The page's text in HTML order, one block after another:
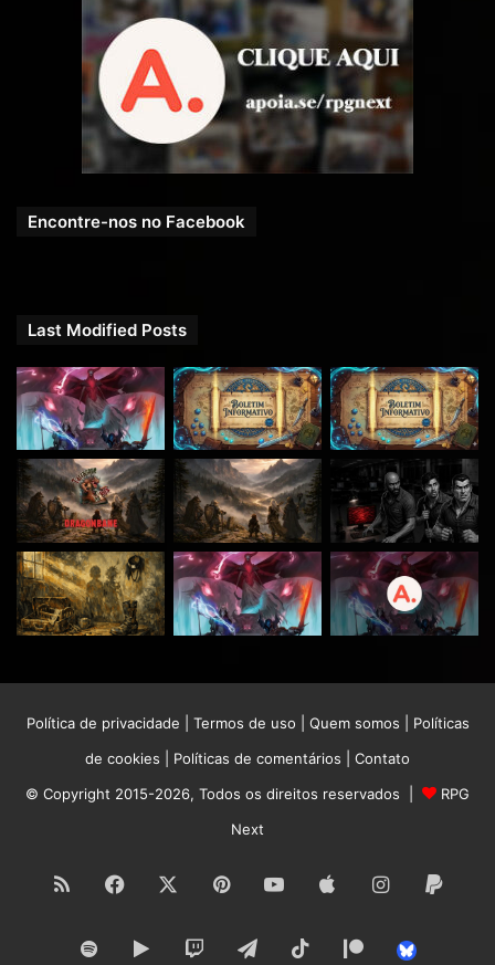
Encontre-nos no Facebook
Last Modified Posts
Política de privacidade Termos de uso Quem somos
Políticas
de cookies
Políticas de comentários
Contato
© Copyright 2015-2026, Todos os direitos reservados |
RPG
Next
RSS Facebook PinterestYouTubeAppleInstagram
SpotifyGoogle TwitchTelegramTikTokPatreon